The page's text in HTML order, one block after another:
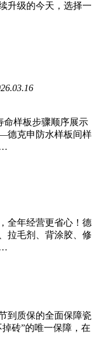
升级的今天，选择一
命样板步骤顺序展示
德克申防水样板间样
全年经营更省心！德
拉毛剂、背涂胶、修
到质保的全面保障瓷
砖”的唯一保障，在